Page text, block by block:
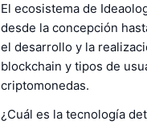
El ecosistema de
desde la concepción
el desarrollo y la
blockchain y tipos de
criptomonedas.
¿Cuál es la tecnología